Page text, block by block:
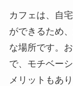
カフェは、自
ができるため
な場所です。
で、モチベー
メリットもあり